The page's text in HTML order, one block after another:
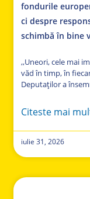
fondurile
ci despre
schimbă în bine
,,Uneori, cele mai
văd în timp, în
Deputaților a
Citeste mai
iulie 31, 2026